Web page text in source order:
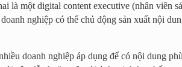
là một digital content executive (nhân viên
nghiệp có thể chủ động sản xuất nội
doanh nghiệp áp dụng để có nội dung